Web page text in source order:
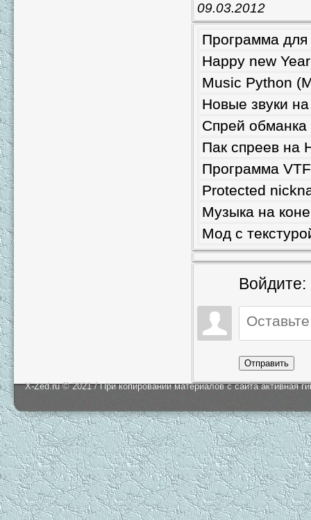
09.03.2012
Программа для
Happy new
Music Python
Новые звуки
Спрей обманка
Пак спреев на
Программа
Protected
Музыка на
Мод с
Войдите:
Отправить
X-Zed.ru © 2021 / При копировании материалов с сайта активная